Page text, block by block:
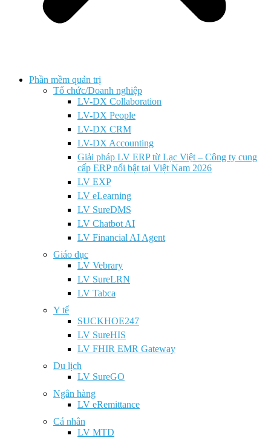
Phần mềm quản trị
Tổ chức/Doanh nghiệp
LV-DX Collaboration
LV-DX People
LV-DX CRM
LV-DX Accounting
Giải pháp LV ERP từ Lạc Việt – Công ty cung
cấp ERP nổi bật tại Việt Nam 2026
LV EXP
LV eLearning
LV SureDMS
LV Chatbot AI
LV Financial AI Agent
Giáo dục
LV Vebrary
LV SureLRN
LV Tabca
Y tế
SUCKHOE247
LV SureHIS
LV FHIR EMR Gateway
Du lịch
LV SureGO
Ngân hàng
LV eRemittance
Cá nhân
LV MTD